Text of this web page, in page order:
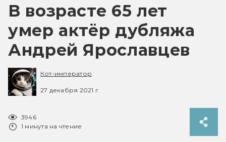
В возрасте 65 лет
умер актёр дубляжа
Андрей Ярославцев
Кот-император
27 декабря 2021 г.
3946
1 минута на чтение